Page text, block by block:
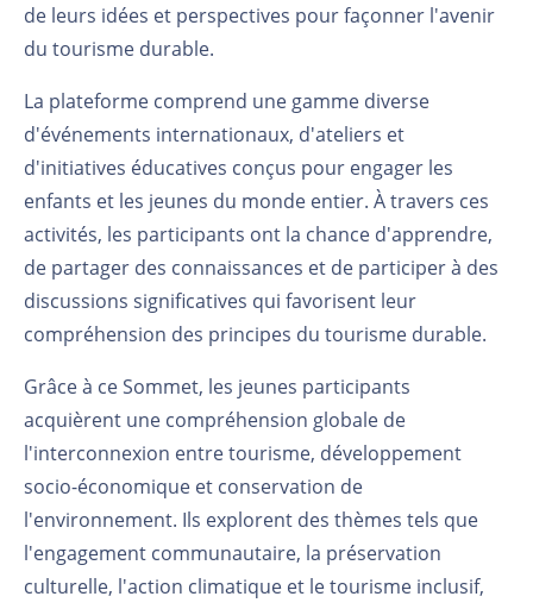
de leurs idées et perspectives pour façonner l'avenir
du tourisme durable.
La plateforme comprend une gamme diverse
d'événements internationaux, d'ateliers et
d'initiatives éducatives conçus pour engager les
enfants et les jeunes du monde entier. À travers ces
activités, les participants ont la chance d'apprendre,
de partager des connaissances et de participer à des
discussions significatives qui favorisent leur
compréhension des principes du tourisme durable.
Grâce à ce Sommet, les jeunes participants
acquièrent une compréhension globale de
l'interconnexion entre tourisme, développement
socio-économique et conservation de
l'environnement. Ils explorent des thèmes tels que
l'engagement communautaire, la préservation
culturelle, l'action climatique et le tourisme inclusif,